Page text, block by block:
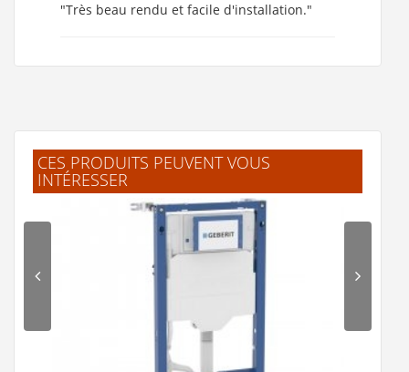
"Très beau rendu et facile d'installation."
A.Jean-Paul (Juin 2019)
CES PRODUITS PEUVENT VOUS
INTÉRESSER